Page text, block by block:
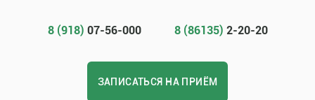
8 (918) 07-56-000 8 (86135) 2-20-20
ЗАПИСАТЬСЯ НА ПРИЁМ